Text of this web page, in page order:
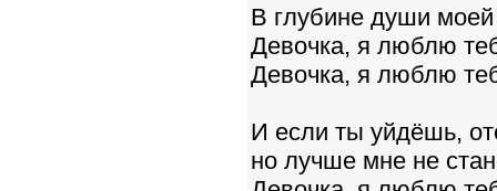
В глубине души
Девочка, я люблю
Девочка, я люблю
И если ты уйдёшь,
но лучше мне не